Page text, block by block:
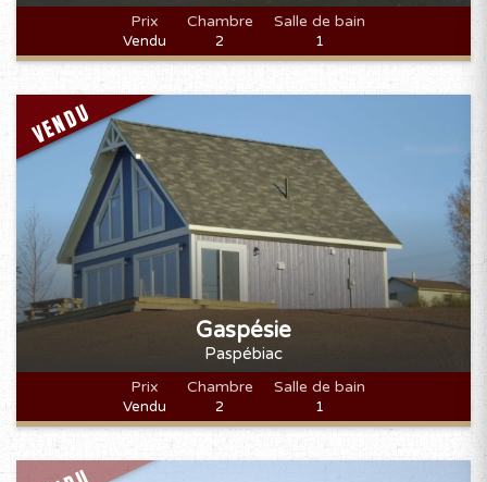
Prix
Vendu
Chambre
2
Salle de bain
1
VENDU
Gaspésie
Paspébiac
Prix
Vendu
Chambre
2
Salle de bain
1